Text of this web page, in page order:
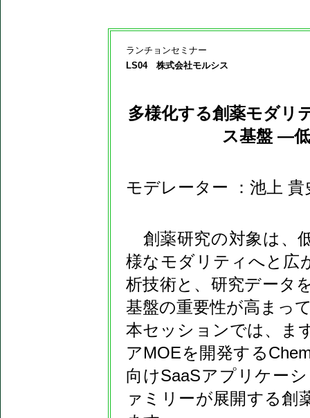
ランチョンセミナー
LS04 株式会社モルシス
多様化する創薬モダリ
ス基盤 ―
モデレーター ：池上
創薬研究の対象は、
様なモダリティへと広
析技術と、研究データ
基盤の重要性が高まっ
本セッションでは、ま
アMOEを開発する
向けSaaSアプリケー
ァミリーが展開する創